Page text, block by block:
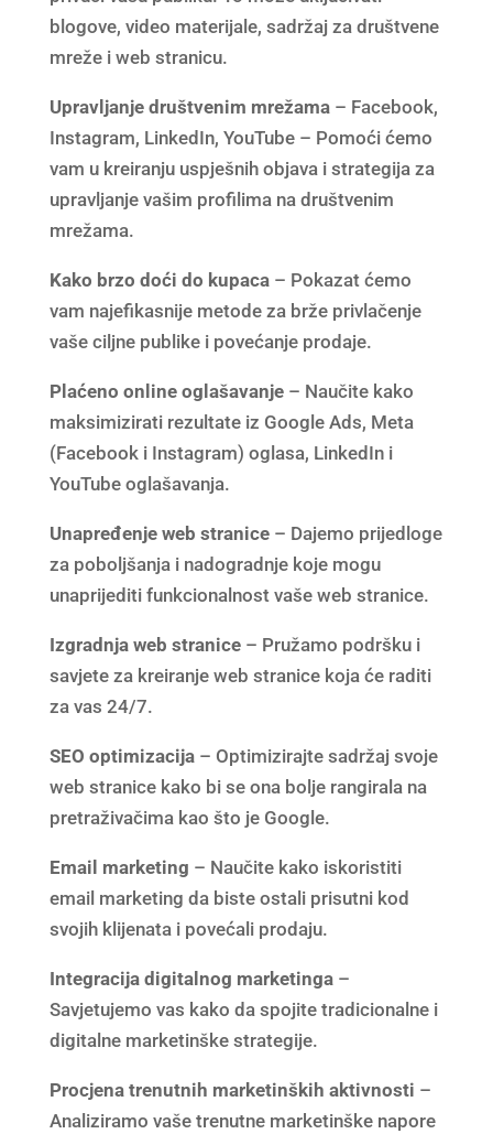
blogove, video materijale, sadržaj za društvene
mreže i web stranicu.
Upravljanje društvenim mrežama– Facebook,
Instagram, LinkedIn, YouTube – Pomoći ćemo
vam u kreiranju uspješnih objava i strategija za
upravljanje vašim profilima na društvenim
mrežama.
Kako brzo doći do kupaca– Pokazat ćemo
vam najefikasnije metode za brže privlačenje
vaše ciljne publike i povećanje prodaje.
Plaćeno online oglašavanje– Naučite kako
maksimizirati rezultate iz Google Ads, Meta
(Facebook i Instagram) oglasa, LinkedIn i
YouTube oglašavanja.
Unapređenje web stranice– Dajemo prijedloge
za poboljšanja i nadogradnje koje mogu
unaprijediti funkcionalnost vaše web stranice.
Izgradnja web stranice– Pružamo podršku i
savjete za kreiranje web stranice koja će raditi
za vas 24/7.
SEO optimizacija– Optimizirajte sadržaj svoje
web stranice kako bi se ona bolje rangirala na
pretraživačima kao što je Google.
Email marketing – Naučite kako iskoristiti
email marketing da biste ostali prisutni kod
svojih klijenata i povećali prodaju.
Integracija digitalnog marketinga–
Savjetujemo vas kako da spojite tradicionalne i
digitalne marketinške strategije.
Procjena trenutnih marketinških aktivnosti –
Analiziramo vaše trenutne marketinške napore